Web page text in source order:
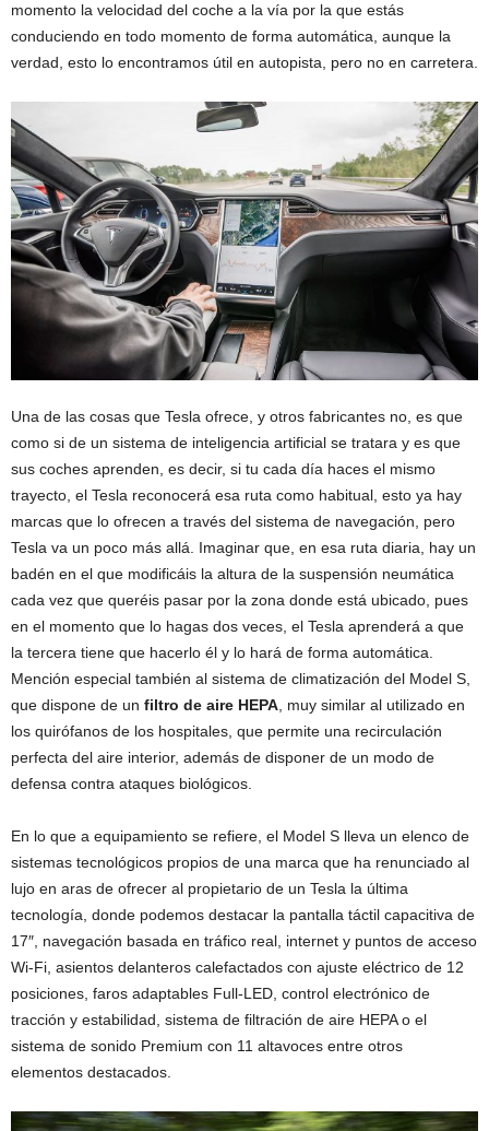
momento la velocidad del coche a la vía por la que estás
conduciendo en todo momento de forma automática, aunque la
verdad, esto lo encontramos útil en autopista, pero no en carretera.
Una de las cosas que Tesla ofrece, y otros fabricantes no, es que
como si de un sistema de inteligencia artificial se tratara y es que
sus coches aprenden, es decir, si tu cada día haces el mismo
trayecto, el Tesla reconocerá esa ruta como habitual, esto ya hay
marcas que lo ofrecen a través del sistema de navegación, pero
Tesla va un poco más allá. Imaginar que, en esa ruta diaria, hay un
badén en el que modificáis la altura de la suspensión neumática
cada vez que queréis pasar por la zona donde está ubicado, pues
en el momento que lo hagas dos veces, el Tesla aprenderá a que
la tercera tiene que hacerlo él y lo hará de forma automática.
Mención especial también al sistema de climatización del Model S,
que dispone de un filtro de aire HEPA , muy similar al utilizado en
los quirófanos de los hospitales, que permite una recirculación
perfecta del aire interior, además de disponer de un modo de
defensa contra ataques biológicos.
En lo que a equipamiento se refiere, el Model S lleva un elenco de
sistemas tecnológicos propios de una marca que ha renunciado al
lujo en aras de ofrecer al propietario de un Tesla la última
tecnología, donde podemos destacar la pantalla táctil capacitiva de
17″, navegación basada en tráfico real, internet y puntos de acceso
Wi-Fi, asientos delanteros calefactados con ajuste eléctrico de 12
posiciones, faros adaptables Full-LED, control electrónico de
tracción y estabilidad, sistema de filtración de aire HEPA o el
sistema de sonido Premium con 11 altavoces entre otros
elementos destacados.